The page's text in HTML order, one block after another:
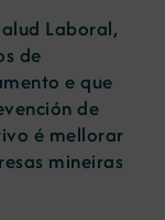
Laboral,
de
e que
de
é mellorar
mineiras